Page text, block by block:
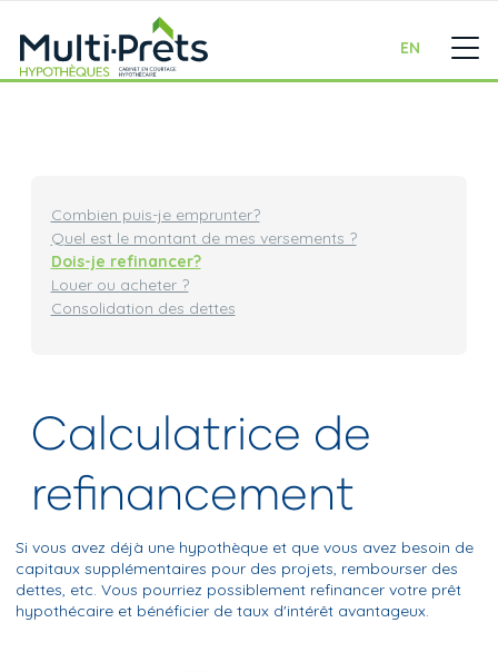
EN
Combien puis-je emprunter?
Quel est le montant de mes versements ?
Dois-je refinancer?
Louer ou acheter ?
Consolidation des dettes
Calculatrice de
refinancement
Si vous avez déjà une hypothèque et que vous avez besoin de
capitaux supplémentaires pour des projets, rembourser des
dettes, etc. Vous pourriez possiblement refinancer votre prêt
hypothécaire et bénéficier de taux d'intérêt avantageux.